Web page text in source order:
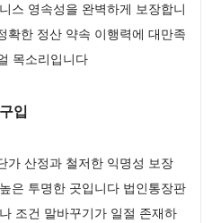
스 영속성을 완벽하게 보장합니
확한 정산 약속 이행력에 대만족
목소리입니다
입
가 산정과 철저한 익명성 보장
은 투명한 곳입니다 법인통장판
조건 말바꾸기가 일절 존재하